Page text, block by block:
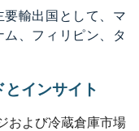
輸出国として、マ
、フィリピン、タ
インサイト
および冷蔵倉庫市場